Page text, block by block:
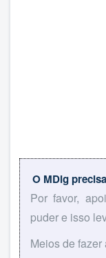
O MDig
Por favor,
puder e isso
Meios de